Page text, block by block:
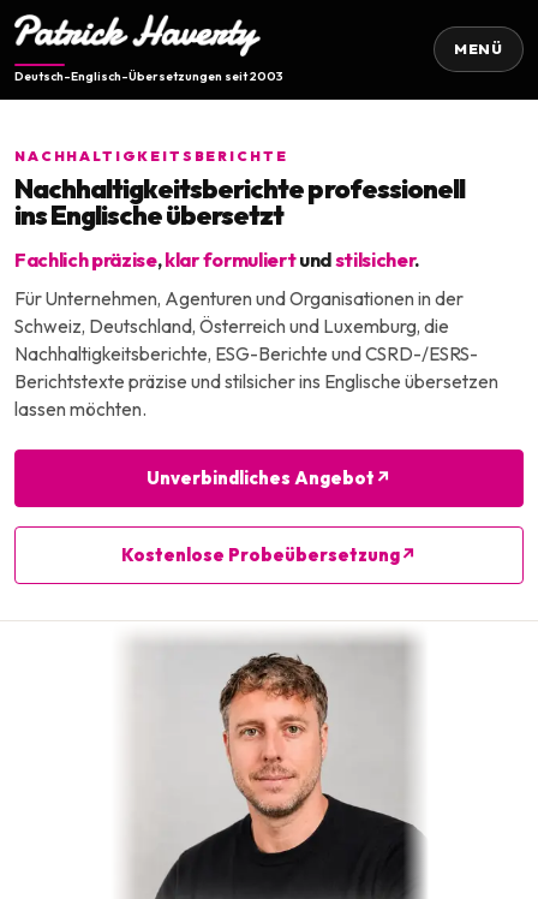
Deutsch-Englisch-Übersetzungen seit 2003
MENÜ
NACHHALTIGKEITSBERICHTE
Nachhaltigkeitsberichte professionell
ins Englische übersetzt
Fachlich präzise,klar formuliertundstilsicher.
Für Unternehmen, Agenturen und Organisationen in der
Schweiz, Deutschland, Österreich und Luxemburg, die
Nachhaltigkeitsberichte, ESG-Berichte und CSRD-/ESRS-
Berichtstexte präzise und stilsicher ins Englische übersetzen
lassen möchten.
Unverbindliches Angebot ↗
Kostenlose Probeübersetzung↗